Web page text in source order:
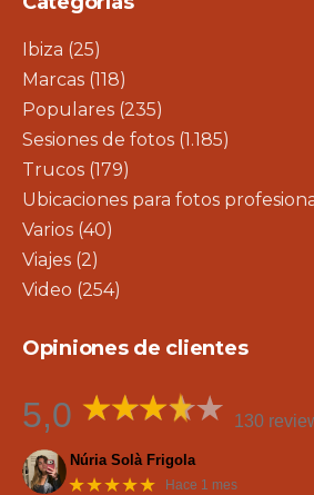
Ibiza (25)
Marcas (118)
Populares (235)
Sesiones de fotos (1.185)
Trucos (179)
Ubicaciones para fotos
Varios (40)
Viajes (2)
Video (254)
Opiniones de clientes
5,0 130
Núria Solà Frigola
★★★★★ Hace 1 mes